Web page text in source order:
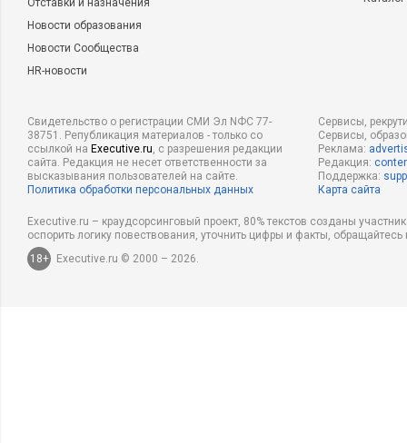
Отставки и назначения
Новости образования
Новости Сообщества
HR-новости
Свидетельство о регистрации СМИ Эл NФС 77-
38751. Републикация материалов - только со
ссылкой на Executive.ru, с разрешения редакции
сайта. Редакция не несет ответственности за
высказывания пользователей на сайте.
Политика обработки персональных данных
Сервисы,
Сервисы,
Реклама:
Редакция:
Поддержка:
Карта сайта
Executive.ru – краудсорсинговый проект, 80% текстов созданы
оспорить логику повествования, уточнить цифры и факты,
18+
Executive.ru © 2000 – 2026.